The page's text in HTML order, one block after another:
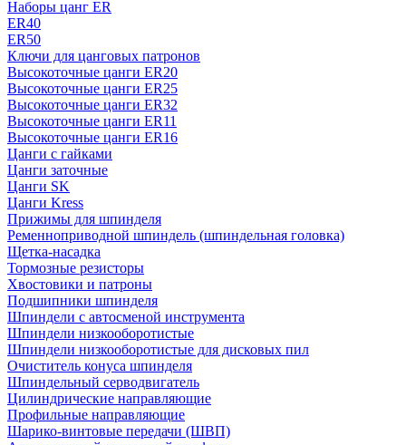
Наборы цанг ER
ER40
ER50
Ключи для цанговых патронов
Высокоточные цанги ER20
Высокоточные цанги ER25
Высокоточные цанги ER32
Высокоточные цанги ER11
Высокоточные цанги ER16
Цанги с гайками
Цанги заточные
Цанги SK
Цанги Kress
Прижимы для шпинделя
Ременноприводной шпиндель (шпиндельная головка)
Щетка-насадка
Тормозные резисторы
Хвостовики и патроны
Подшипники шпинделя
Шпиндели с автосменой инструмента
Шпиндели низкооборотистые
Шпиндели низкооборотистые для дисковых пил
Очиститель конуса шпинделя
Шпиндельный серводвигатель
Цилиндрические направляющие
Профильные направляющие
Шарико-винтовые передачи (ШВП)